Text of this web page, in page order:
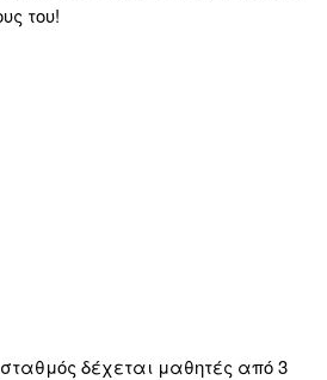
του!
δέχεται μαθητές από 3